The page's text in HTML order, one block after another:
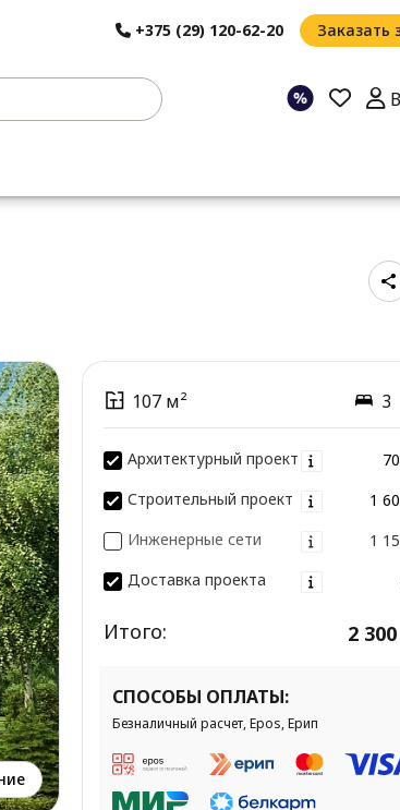
+375 (29) 120-62-20 Заказать
107 м² 3
Архитектурный проект
Строительный проект
1
Инженерные сети
1
Доставка проекта
Итого: 2
СПОСОБЫ ОПЛАТЫ:
Безналичный расчет, Epos, Ерип